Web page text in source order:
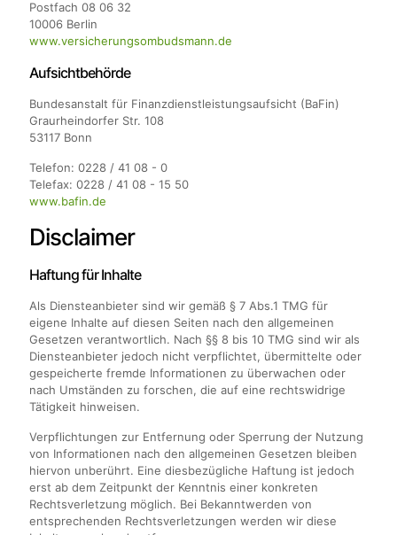
Postfach 08 06 32
10006 Berlin
www.versicherungsombudsmann.de
​Aufsichtbehörde
Bundesanstalt für Finanzdienstleistungsaufsicht (BaFin)
Graurheindorfer Str. 108
53117 Bonn
Telefon: 0228 / 41 08 - 0
Telefax: 0228 / 41 08 - 15 50
www.bafin.de
Disclaimer
Haftung für Inhalte
Als Diensteanbieter sind wir gemäß § 7 Abs.1 TMG für
eigene Inhalte auf diesen Seiten nach den allgemeinen
Gesetzen verantwortlich. Nach §§ 8 bis 10 TMG sind wir als
Diensteanbieter jedoch nicht verpflichtet, übermittelte oder
gespeicherte fremde Informationen zu überwachen oder
nach Umständen zu forschen, die auf eine rechtswidrige
Tätigkeit hinweisen.
Verpflichtungen zur Entfernung oder Sperrung der Nutzung
von Informationen nach den allgemeinen Gesetzen bleiben
hiervon unberührt. Eine diesbezügliche Haftung ist jedoch
erst ab dem Zeitpunkt der Kenntnis einer konkreten
Rechtsverletzung möglich. Bei Bekanntwerden von
entsprechenden Rechtsverletzungen werden wir diese